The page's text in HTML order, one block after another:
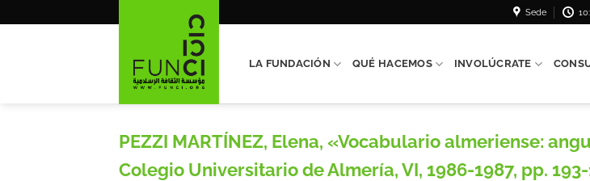
Sede
LA FUNDACIÓN QUÉ HACEMOS INVOLÚCRATE
PEZZI MARTÍNEZ, Elena, «Vocabulario almeriense:
Colegio Universitario de Almería, VI, 1986-1987, pp. 193-